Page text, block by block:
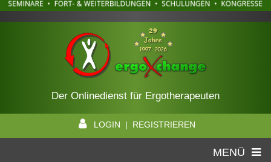
Der Onlinedienst für Ergotherapeuten
LOGIN | REGISTRIEREN
MENÜ